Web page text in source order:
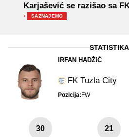
Karjašević se razišao sa
· SAZNAJEMO
IRFAN HADŽIĆ
FK Tuzla City
Pozicija: FW
STATISTIKA
30 21